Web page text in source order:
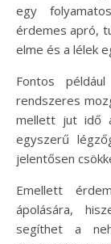
egy
érdemes apró,
elme és a lélek
Fontos
rendszeres
mellett jut idő
egyszerű
jelentősen
Emellett
ápolására,
segíthet a